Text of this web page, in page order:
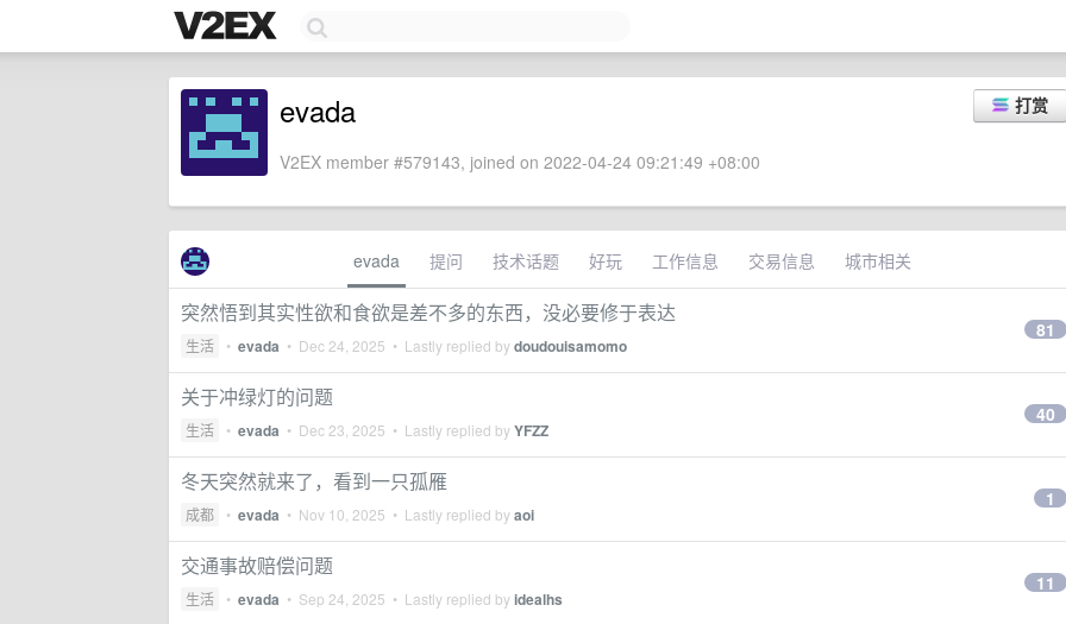
打赏
evada
V2EX member #579143, joined on 2022-04-24 09:21:49 +08:00
evada 提问 技术话题 好玩 工作信息 交易信息 城市相关
突然悟到其实性欲和食欲是差不多的东西，没必要修于表达
生活 • evada • Dec 24, 2025 • Lastly replied bydoudouisamomo
81
关于冲绿灯的问题
生活 • evada • Dec 23, 2025 • Lastly replied byYFZZ
40
冬天突然就来了，看到一只孤雁
成都 • evada • Nov 10, 2025 • Lastly replied byaoi
1
交通事故赔偿问题
生活 • evada • Sep 24, 2025 • Lastly replied byidealhs
11